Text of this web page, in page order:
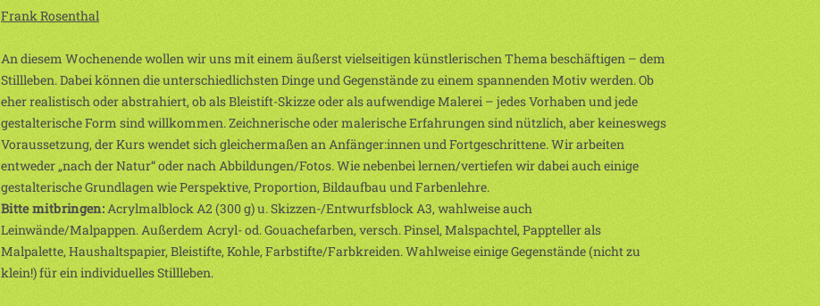
Frank Rosenthal
An diesem Wochenende wollen wir uns mit einem äußerst vielseitigen künstlerischen Thema beschäftigen – dem
Stillleben. Dabei können die unterschiedlichsten Dinge und Gegenstände zu einem spannenden Motiv werden. Ob
eher realistisch oder abstrahiert, ob als Bleistift-Skizze oder als aufwendige Malerei – jedes Vorhaben und jede
gestalterische Form sind willkommen. Zeichnerische oder malerische Erfahrungen sind nützlich, aber keineswegs
Voraussetzung, der Kurs wendet sich gleichermaßen an Anfänger:innen und Fortgeschrittene. Wir arbeiten
entweder „nach der Natur“ oder nach Abbildungen/Fotos. Wie nebenbei lernen/vertiefen wir dabei auch einige
gestalterische Grundlagen wie Perspektive, Proportion, Bildaufbau und Farbenlehre.
Bitte mitbringen:Acrylmalblock A2 (300 g) u. Skizzen-/Entwurfsblock A3, wahlweise auch
Leinwände/Malpappen. Außerdem Acryl- od. Gouachefarben, versch. Pinsel, Malspachtel, Pappteller als
Malpalette, Haushaltspapier, Bleistifte, Kohle, Farbstifte/Farbkreiden. Wahlweise einige Gegenstände (nicht zu
klein!) für ein individuelles Stillleben.